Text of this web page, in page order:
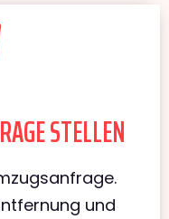
STELLEN
und